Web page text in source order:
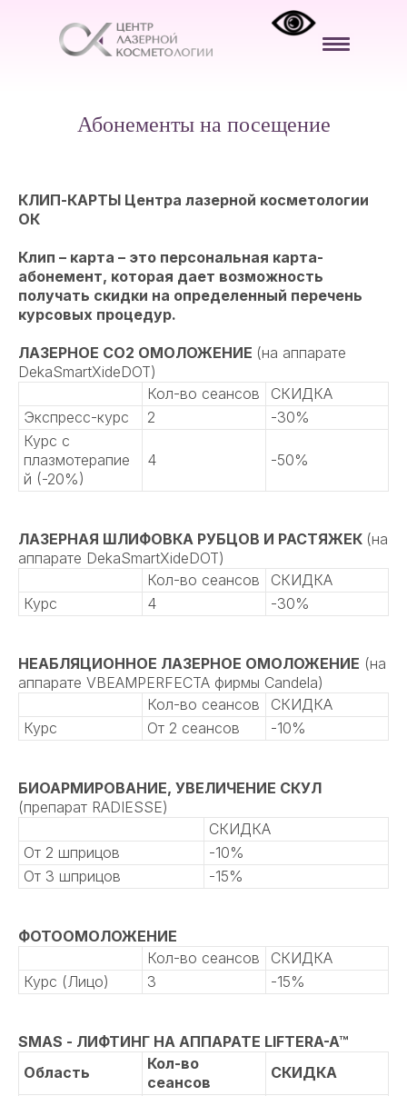
Абонементы на посещение
КЛИП-КАРТЫ Центра лазерной косметологии
ОК
Клип – карта – это персональная карта-
абонемент, которая дает возможность
получать скидки на определенный перечень
курсовых процедур.
ЛАЗЕРНОЕ СО2 ОМОЛОЖЕНИЕ (на аппарате
DekaSmartXideDOT)
Кол-во сеансов
СКИДКА
Экспресс-курс
2
-30%
Курс с
плазмотерапие
й (-20%)
4 -50%
ЛАЗЕРНАЯ ШЛИФОВКА РУБЦОВ И РАСТЯЖЕК (на
аппарате DekaSmartXideDOT)
Кол-во сеансов
СКИДКА
Курс
4 -30%
НЕАБЛЯЦИОННОЕ ЛАЗЕРНОЕ ОМОЛОЖЕНИЕ (на
аппарате VBEAMPERFECTA фирмы Candela)
Кол-во сеансов
СКИДКА
Курс
От 2 сеансов -10%
БИОАРМИРОВАНИЕ, УВЕЛИЧЕНИЕ СКУЛ
(препарат RADIESSE)
СКИДКА
От 2 шприцов
-10%
От 3 шприцов
-15%
ФОТООМОЛОЖЕНИЕ
Кол-во сеансов
СКИДКА
Курс (Лицо)
3 -15%
SMAS - ЛИФТИНГ НА АППАРАТЕ LIFTERA-A™
Область
Кол-во
сеансов
СКИДКА